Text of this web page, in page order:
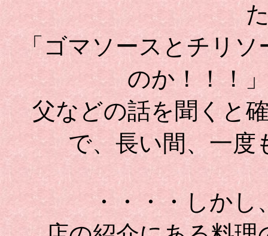
「ゴマソースとチリ
のか！！！
父などの話を聞くと
で、長い間、一度
・・・・しかし